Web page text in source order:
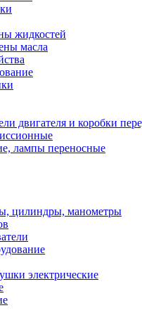
жидкостей
масла
двигателя и коробки
лампы переносные
цилиндры, манометры
электрические